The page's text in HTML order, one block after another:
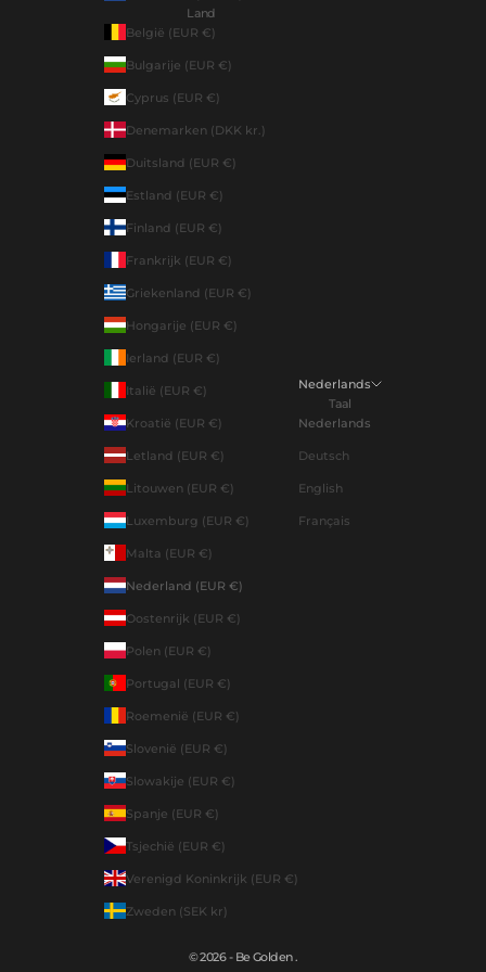
Land
België (EUR €)
Bulgarije (EUR €)
Cyprus (EUR €)
Denemarken (DKK kr.)
Duitsland (EUR €)
Estland (EUR €)
Finland (EUR €)
Frankrijk (EUR €)
Griekenland (EUR €)
Hongarije (EUR €)
Ierland (EUR €)
Italië (EUR €)
Kroatië (EUR €)
Letland (EUR €)
Litouwen (EUR €)
Luxemburg (EUR €)
Malta (EUR €)
Nederland (EUR €)
Oostenrijk (EUR €)
Polen (EUR €)
Portugal (EUR €)
Roemenië (EUR €)
Slovenië (EUR €)
Slowakije (EUR €)
Spanje (EUR €)
Tsjechië (EUR €)
Verenigd Koninkrijk (EUR €)
Zweden (SEK kr)
Nederlands
Taal
Nederlands
Deutsch
English
Français
© 2026 - Be Golden .